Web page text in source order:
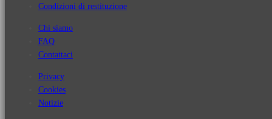
Condizioni di restituzione
Chi siamo
FAQ
Contattaci
Privacy
Cookies
Notizie